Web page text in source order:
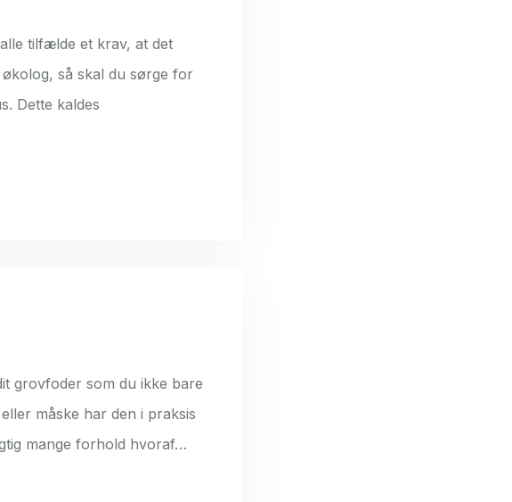
tilfælde et krav, at det
så skal du sørge for
Dette kaldes
grovfoder som du ikke bare
måske har den i praksis
mange forhold hvoraf…